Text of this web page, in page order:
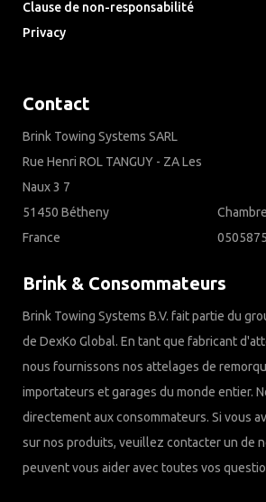
Clause de non-responsabilité
Privacy
Contact
Brink Towing Systems SARL
Rue Henri ROL TANGUY - ZA Les
Naux 3 7
51450 Bétheny
France
Brink & Consommateurs
Brink Towing Systems B.V. fait partie du
de DexKo Global. En tant que fabricant
nous fournissons nos attelages de
importateurs et garages du monde entier.
directement aux consommateurs. Si vous
sur nos produits, veuillez contacter un de
peuvent vous aider avec toutes vos